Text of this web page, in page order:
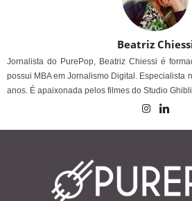
Beatriz
Jornalista do PurePop, Beatriz Chiessi é
possui MBA em Jornalismo Digital. Especialista
anos. É apaixonada pelos filmes do Studio